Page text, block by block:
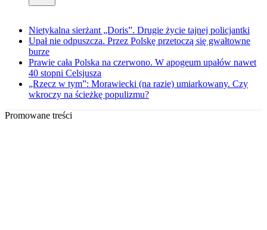
Nietykalna sierżant „Doris”. Drugie życie tajnej policjantki
Upał nie odpuszcza. Przez Polskę przetoczą się gwałtowne
burze
Prawie cała Polska na czerwono. W apogeum upałów nawet
40 stopni Celsjusza
„Rzecz w tym”: Morawiecki (na razie) umiarkowany. Czy
wkroczy na ścieżkę populizmu?
Promowane treści